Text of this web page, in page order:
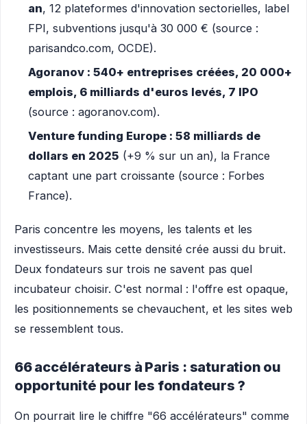
an, 12 plateformes d'innovation sectorielles, label
FPI, subventions jusqu'à 30 000 € (source :
parisandco.com, OCDE).
Agoranov : 540+ entreprises créées, 20 000+
emplois, 6 milliards d'euros levés, 7 IPO
(source : agoranov.com).
Venture funding Europe : 58 milliards de
dollars en 2025 (+9 % sur un an), la France
captant une part croissante (source : Forbes
France).
Paris concentre les moyens, les talents et les
investisseurs. Mais cette densité crée aussi du bruit.
Deux fondateurs sur trois ne savent pas quel
incubateur choisir. C'est normal : l'offre est opaque,
les positionnements se chevauchent, et les sites web
se ressemblent tous.
66 accélérateurs à Paris : saturation ou
opportunité pour les fondateurs ?
On pourrait lire le chiffre "66 accélérateurs" comme